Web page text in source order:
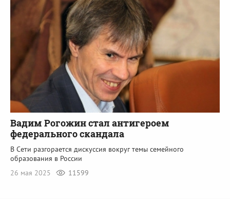
Вадим Рогожин стал антигероем
федерального скандала
В Сети разгорается дискуссия вокруг темы семейного
образования в России
26 мая 2025
11599